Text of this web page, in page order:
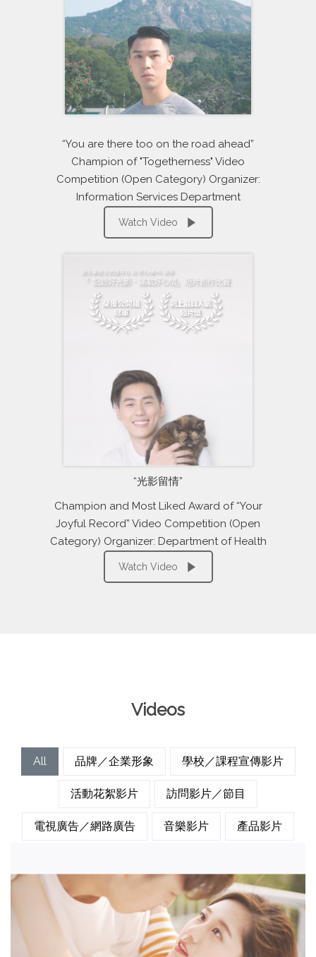
“You are there too on the road ahead”
Champion of "Togetherness" Video
Competition (Open Category) Organizer:
Information Services Department
Watch Video
“光影留情”
Champion and Most Liked Award of “Your
Joyful Record” Video Competition (Open
Category) Organizer: Department of Health
Watch Video
Videos
All 品牌／企業形象 學校／課程宣傳影片
活動花絮影片 訪問影片／節目
電視廣告／網路廣告 音樂影片 產品影片